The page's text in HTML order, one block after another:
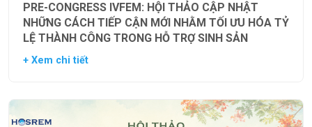
PRE-CONGRESS IVFEM: HỘI THẢO CẬP NHẬT
NHỮNG CÁCH TIẾP CẬN MỚI NHẰM TỐI ƯU HÓA TỶ
LỆ THÀNH CÔNG TRONG HỖ TRỢ SINH SẢN
+ Xem chi tiết